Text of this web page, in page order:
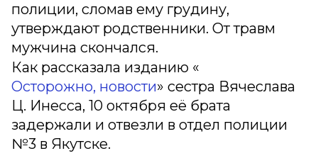
полиции, сломав ему грудину,
утверждают родственники. От травм
мужчина скончался.
Как рассказала изданию «
Осторожно, новости» сестра Вячеслава
Ц. Инесса, 10 октября её брата
задержали и отвезли в отдел полиции
№3 в Якутске.